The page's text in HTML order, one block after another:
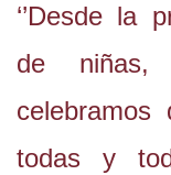
‘’Desde la
de niñas,
todas y